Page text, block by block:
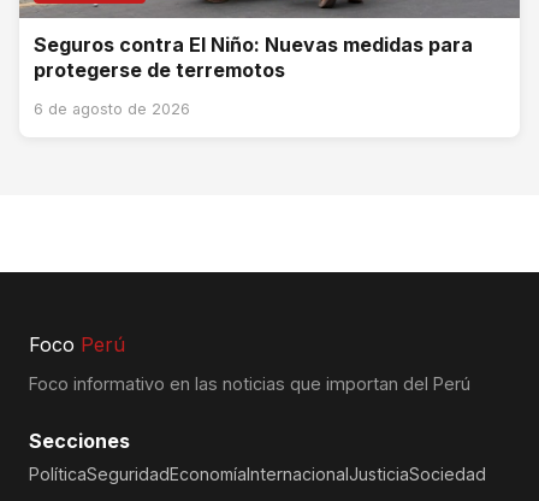
Seguros contra El Niño: Nuevas medidas para
protegerse de terremotos
6 de agosto de 2026
Foco Perú
Foco informativo en las noticias que importan del Perú
Secciones
PolíticaSeguridadEconomíaInternacionalJusticiaSociedad